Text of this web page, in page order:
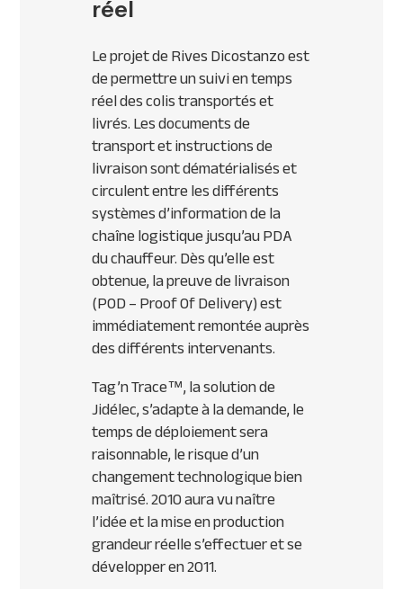
réel
Le projet de Rives Dicostanzo est
de permettre un suivi en temps
réel des colis transportés et
livrés. Les documents de
transport et instructions de
livraison sont dématérialisés et
circulent entre les différents
systèmes d’information de la
chaîne logistique jusqu’auPDA
du chauffeur. Dès qu’elle est
obtenue, la preuve de livraison
(POD– Proof Of Delivery) est
immédiatement remontée auprès
des différents intervenants.
Tag’n Trace™, la solution de
Jidélec, s’adapte à la demande, le
temps de déploiement sera
raisonnable, le risque d’un
changement technologique bien
maîtrisé. 2010 aura vu naître
l’idée et la mise en production
grandeur réelle s’effectuer et se
développer en 2011.